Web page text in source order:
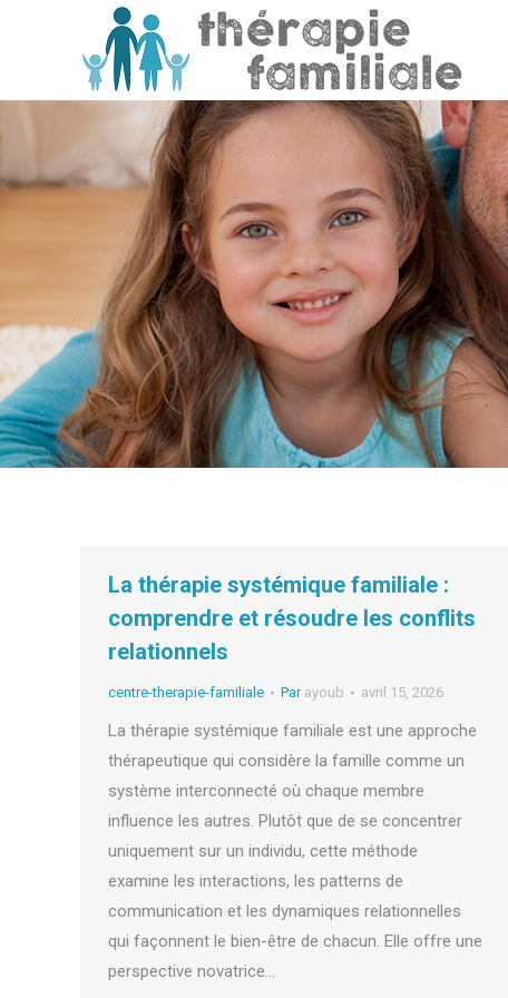
La thérapie systémique familiale :
comprendre et résoudre les conflits
relationnels
centre-therapie-familiale Par ayoub avril 15, 2026
La thérapie systémique familiale est une approche
thérapeutique qui considère la famille comme un
système interconnecté où chaque membre
influence les autres. Plutôt que de se concentrer
uniquement sur un individu, cette méthode
examine les interactions, les patterns de
communication et les dynamiques relationnelles
qui façonnent le bien-être de chacun. Elle offre une
perspective novatrice…